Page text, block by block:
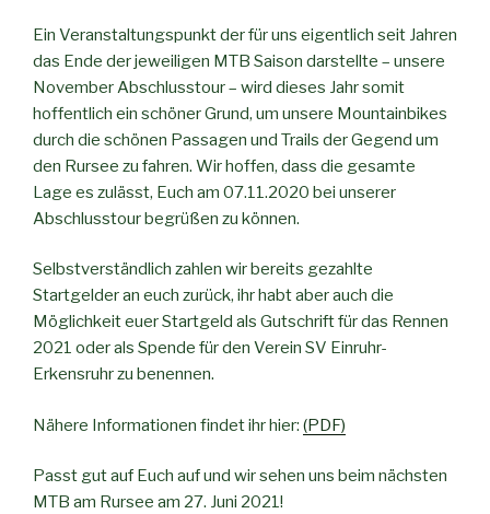
Ein Veranstaltungspunkt der für uns eigentlich seit Jahren
das Ende der jeweiligen MTB Saison darstellte – unsere
November Abschlusstour – wird dieses Jahr somit
hoffentlich ein schöner Grund, um unsere Mountainbikes
durch die schönen Passagen und Trails der Gegend um
den Rursee zu fahren. Wir hoffen, dass die gesamte
Lage es zulässt, Euch am 07.11.2020 bei unserer
Abschlusstour begrüßen zu können.
Selbstverständlich zahlen wir bereits gezahlte
Startgelder an euch zurück, ihr habt aber auch die
Möglichkeit euer Startgeld als Gutschrift für das Rennen
2021 oder als Spende für den Verein SV Einruhr-
Erkensruhr zu benennen.
Nähere Informationen findet ihr hier: (PDF)
Passt gut auf Euch auf und wir sehen uns beim nächsten
MTB am Rursee am 27. Juni 2021!